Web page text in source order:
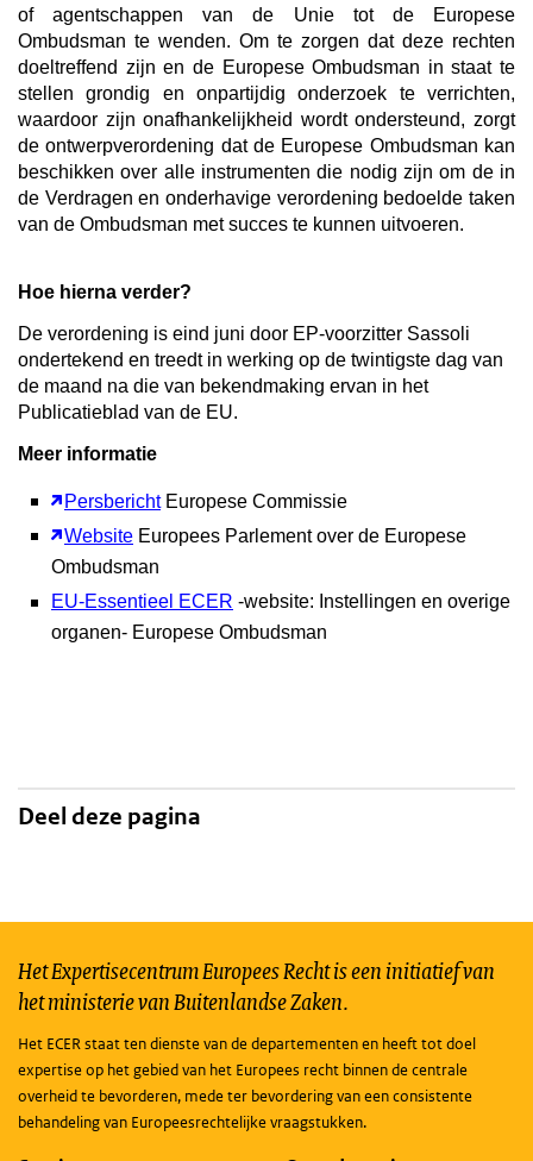
of agentschappen van de Unie tot de Europese
Ombudsman te wenden. Om te zorgen dat deze rechten
doeltreffend zijn en de Europese Ombudsman in staat te
stellen grondig en onpartijdig onderzoek te verrichten,
waardoor zijn onafhankelijkheid wordt ondersteund, zorgt
de ontwerpverordening dat de Europese Ombudsman kan
beschikken over alle instrumenten die nodig zijn om de in
de Verdragen en onderhavige verordening bedoelde taken
van de Ombudsman met succes te kunnen uitvoeren.
Hoe hierna verder?
De verordening is eind juni door EP-voorzitter Sassoli
ondertekend en treedt in werking op de twintigste dag van
de maand na die van bekendmaking ervan in het
Publicatieblad van de EU.
Meer informatie
Persbericht Europese Commissie
Website Europees Parlement over de Europese
Ombudsman
EU-Essentieel ECER -website: Instellingen en overige
organen- Europese Ombudsman
Deel deze pagina
Het Expertisecentrum Europees Recht is een initiatief van
het ministerie van Buitenlandse Zaken.
Het ECER staat ten dienste van de departementen en heeft tot doel
expertise op het gebied van het Europees recht binnen de centrale
overheid te bevorderen, mede ter bevordering van een consistente
behandeling van Europeesrechtelijke vraagstukken.